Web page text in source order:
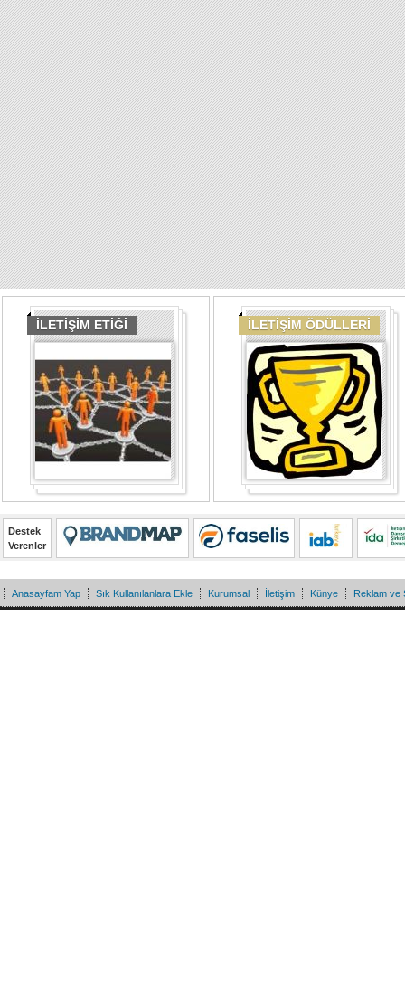
İLETİŞİM ETİĞİ İLETİŞİM ÖDÜLLERİ
Destek
Verenler
Anasayfam Yap Sık Kullanılanlara Ekle Kurumsal İletişim Künye Reklam ve